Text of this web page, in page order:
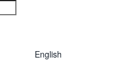
English